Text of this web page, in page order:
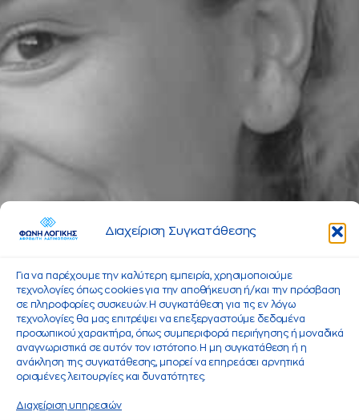
Διαχείριση Συγκατάθεσης
Για να παρέχουμε την καλύτερη εμπειρία, χρησιμοποιούμε
τεχνολογίες όπως cookies για την αποθήκευση ή/και την πρόσβαση
σε πληροφορίες συσκευών. Η συγκατάθεση για τις εν λόγω
τεχνολογίες θα μας επιτρέψει να επεξεργαστούμε δεδομένα
προσωπικού χαρακτήρα, όπως συμπεριφορά περιήγησης ή μοναδικά
αναγνωριστικά σε αυτόν τον ιστότοπο. Η μη συγκατάθεση ή η
ανάκληση της συγκατάθεσης, μπορεί να επηρεάσει αρνητικά
ορισμένες λειτουργίες και δυνατότητες.
Διαχείριση υπηρεσιών